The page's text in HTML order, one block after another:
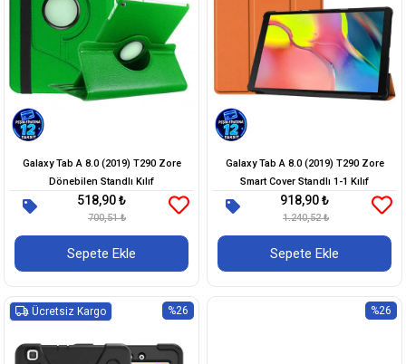
Galaxy Tab A 8.0 (2019) T290 Zore
Dönebilen Standlı Kılıf
518,90 ₺
700,51 ₺
Sepete Ekle
Galaxy Tab A 8.0 (2019) T290 Zore
Smart Cover Standlı 1-1 Kılıf
918,90 ₺
1.240,52 ₺
Sepete Ekle
%26
Ücretsiz Kargo %26